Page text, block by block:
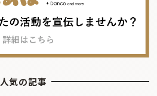
人気の記事